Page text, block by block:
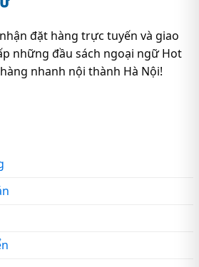
đặt hàng trực tuyến và giao
những đầu sách ngoại ngữ Hot
nhanh nội thành Hà Nội!